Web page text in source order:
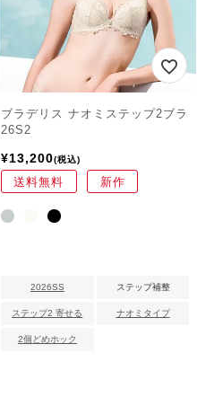
ブラデリス ナオミステップ2ブラ
26S2
¥13,200 税込
送料無料 新作
2026SS ステップ補整
ステップ2 寄せる ナオミタイプ
2個どめホック